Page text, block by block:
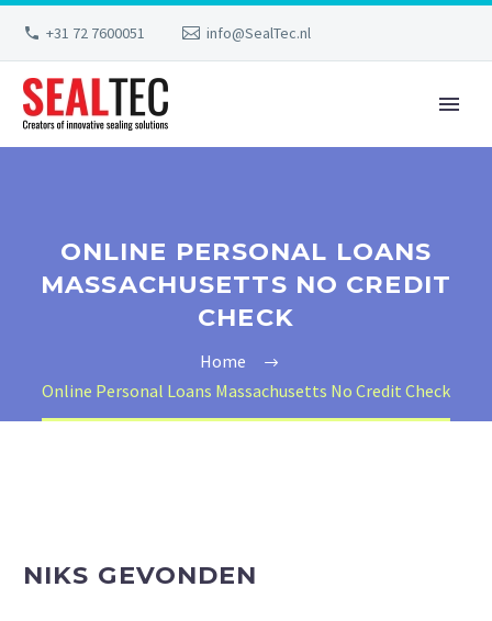
+31 72 7600051 info@SealTec.nl
ONLINE PERSONAL LOANS
MASSACHUSETTS NO CREDIT
CHECK
Home
Online Personal Loans Massachusetts No Credit Check
NIKS GEVONDEN